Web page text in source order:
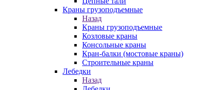
Краны грузоподъемные
Назад
Краны грузоподъемные
Козловые краны
Консольные краны
Кран-балки (мостовые краны)
Строительные краны
Лебедки
Назад